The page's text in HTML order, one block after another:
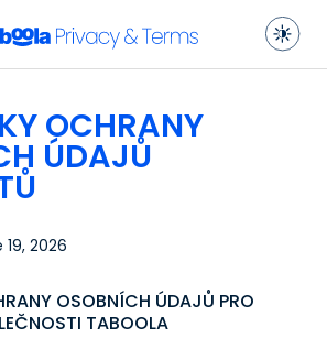
OCHRANY
ÚDAJŮ
2026
OSOBNÍCH ÚDAJŮ PRO
TABOOLA